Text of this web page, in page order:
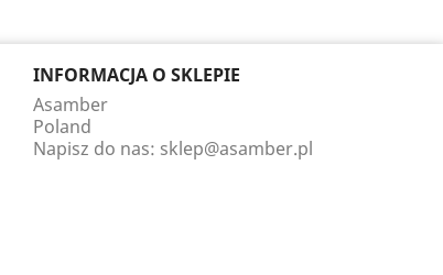
INFORMACJA O SKLEPIE
Asamber
Poland
Napisz do nas: sklep@asamber.pl